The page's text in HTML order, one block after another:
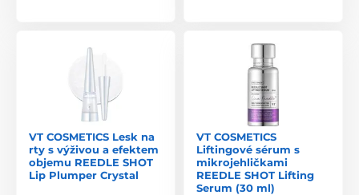
VT COSMETICS Lesk na
rty s výživou a efektem
objemu REEDLE SHOT
Lip Plumper Crystal
VT COSMETICS
Liftingové sérum s
mikrojehličkami
REEDLE SHOT Lifting
Serum (30 ml)